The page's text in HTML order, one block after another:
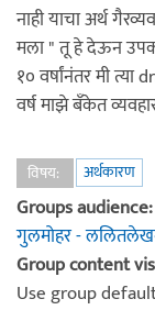
नाही याचा अर्थ
मला " तू हे देऊन
१० वर्षांनंतर मी
वर्ष माझे बँकेत
विषय: अर्थकारण
Groups audience:
गुलमोहर -
Group content
Use group